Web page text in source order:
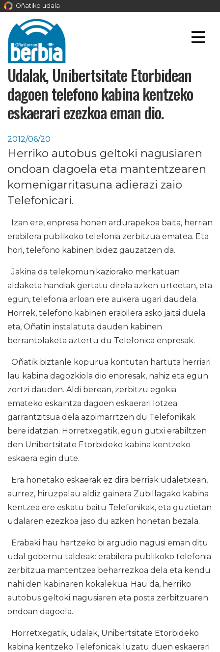
Oñatiko udala
Udalak, Unibertsitate Etorbidean
dagoen telefono kabina kentzeko
eskaerari ezezkoa eman dio.
2012/06/20
Herriko autobus geltoki nagusiaren
ondoan dagoela eta mantentzearen
komenigarritasuna adierazi zaio
Telefonicari.
Izan ere, enpresa honen ardurapekoa baita, herrian
erabilera publikoko telefonia zerbitzua ematea. Eta
hori, telefono kabinen bidez gauzatzen da.
Jakina da telekomunikaziorako merkatuan
aldaketa handiak gertatu direla azken urteetan, eta
egun, telefonia arloan ere aukera ugari daudela.
Horrek, telefono kabinen erabilera asko jaitsi duela
eta, Oñatin instalatuta dauden kabinen
berrantolaketa aztertu du Telefonica enpresak.
Oñatik biztanle kopurua kontutan hartuta herriari
lau kabina dagozkiola dio enpresak, nahiz eta egun
zortzi dauden. Aldi berean, zerbitzu egokia
emateko eskaintza dagoen eskaerari lotzea
garrantzitsua dela azpimarrtzen du Telefonikak
bere idatzian. Horretxegatik, egun gutxi erabiltzen
den Unibertsitate Etorbideko kabina kentzeko
eskaera egin dute.
Era honetako eskaerak ez dira berriak udaletxean,
aurrez, hiruzpalau aldiz gainera Zubillagako kabina
kentzea ere eskatu baitu Telefonikak, eta guztietan
udalaren ezezkoa jaso du azken honetan bezala.
Erabaki hau hartzeko bi argudio nagusi eman ditu
udal gobernu taldeak: erabilera publikoko telefonia
zerbitzua mantentzea beharrezkoa dela eta kendu
nahi den kabinaren kokalekua. Hau da, herriko
autobus geltoki nagusiaren eta posta zerbitzuaren
ondoan dagoela.
Horretxegatik, udalak, Unibertsitate Etorbideko
kabina kentzeko Telefonicak luzatu duen eskaerari